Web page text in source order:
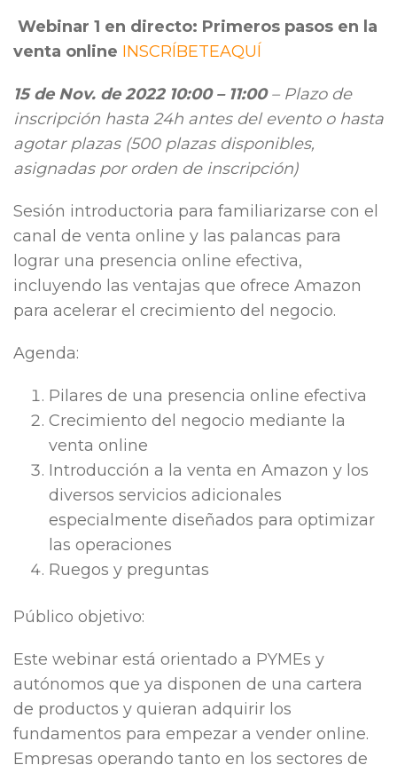
Webinar 1 en directo: Primeros pasos en la
venta online INSCRÍBETEAQUÍ
15 de Nov. de 2022 10:00 – 11:00– Plazo de
inscripción hasta 24h antes del evento o hasta
agotar plazas (500 plazas disponibles,
asignadas por orden de inscripción)
Sesión introductoria para familiarizarse con el
canal de venta online y las palancas para
lograr una presencia online efectiva,
incluyendo las ventajas que ofrece Amazon
para acelerar el crecimiento del negocio.
Agenda:
Pilares de una presencia online efectiva
Crecimiento del negocio mediante la
venta online
Introducción a la venta en Amazon y los
diversos servicios adicionales
especialmente diseñados para optimizar
las operaciones
Ruegos y preguntas
Público objetivo:
Este webinar está orientado a PYMEs y
autónomos que ya disponen de una cartera
de productos y quieran adquirir los
fundamentos para empezar a vender online.
Empresas operando tanto en los sectores de